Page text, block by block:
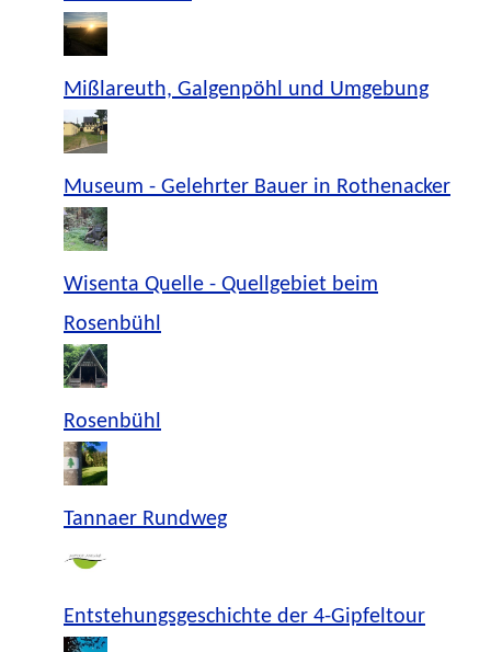
Mißlareuth, Galgenpöhl und Umgebung
Museum - Gelehrter Bauer in Rothenacker
Wisenta Quelle - Quellgebiet beim
Rosenbühl
Rosenbühl
Tannaer Rundweg
Entstehungsgeschichte der 4-Gipfeltour